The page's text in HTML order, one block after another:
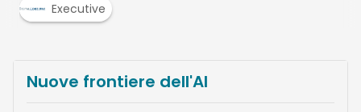
Executive
Nuove frontiere dell'AI